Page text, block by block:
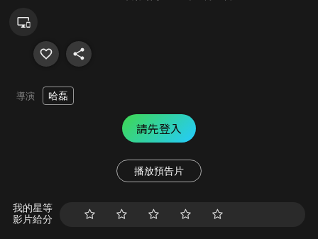
導演 哈磊
請先登入
播放預告片
我的星等
影片給分